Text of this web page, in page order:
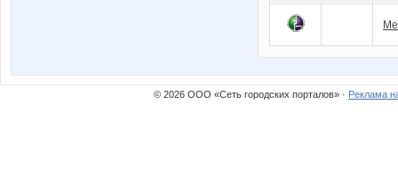
© 2026 ООО «Сеть городских порталов» · Реклама